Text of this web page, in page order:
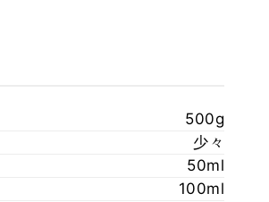
500g
少々
50ml
100ml